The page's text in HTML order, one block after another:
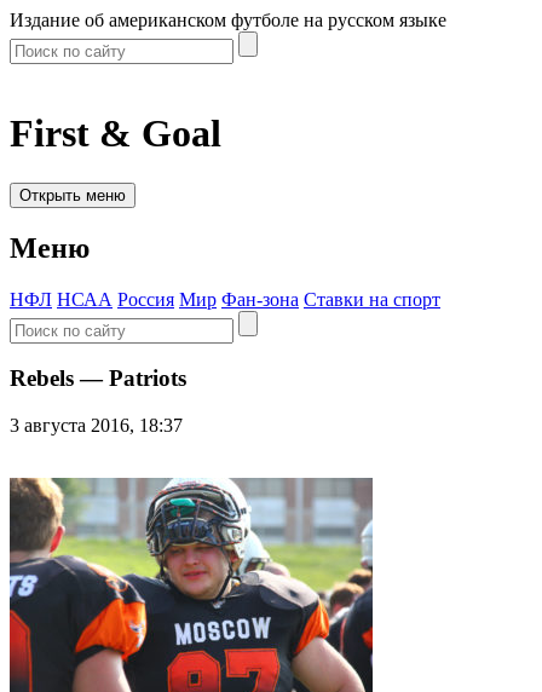
Издание об американском футболе на русском языке
First & Goal
Открыть меню
Меню
НФЛ НСАА Россия Мир Фан-зона Ставки на спорт
Rebels — Patriots
3 августа 2016, 18:37